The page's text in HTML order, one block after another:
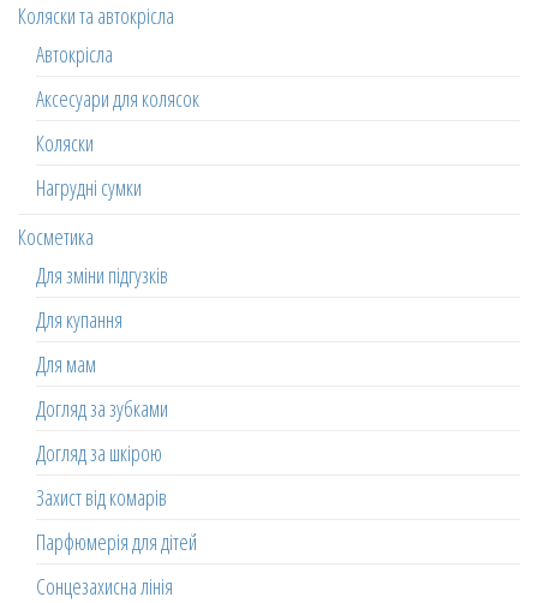
Коляски та автокрісла
Автокрісла
Аксесуари для колясок
Коляски
Нагрудні сумки
Косметика
Для зміни підгузків
Для купання
Для мам
Догляд за зубками
Догляд за шкірою
Захист від комарів
Парфюмерія для дітей
Сонцезахисна лінія